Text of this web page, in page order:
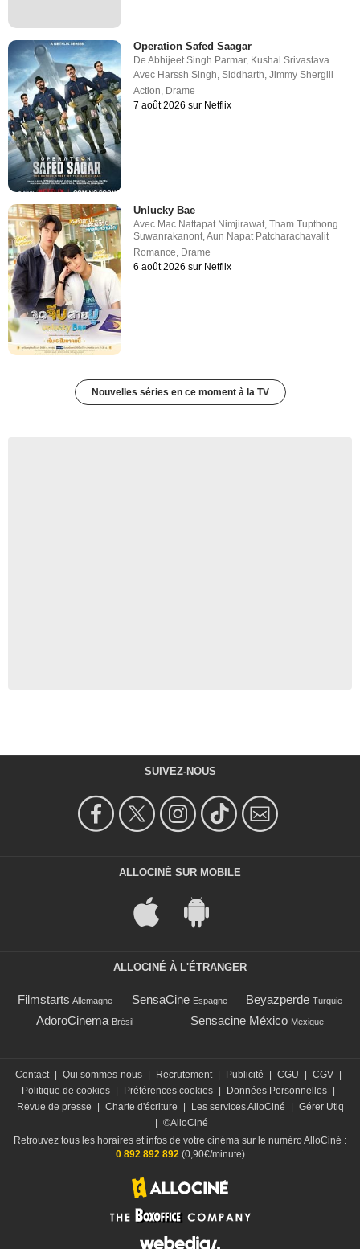
Operation Safed Saagar
DeAbhijeet Singh Parmar, Kushal Srivastava
Avec Harssh Singh,Siddharth,Jimmy Shergill
Action, Drame
7 août 2026 sur Netflix
Unlucky Bae
Avec Mac Nattapat Nimjirawat ,Tham Tupthong
Suwanrakanont ,Aun Napat Patcharachavalit
Romance Drame
6 août 2026 sur Netflix
Nouvelles séries en ce moment à la TV
SUIVEZ-NOUS
ALLOCINÉ SUR MOBILE
ALLOCINÉ À L'ÉTRANGER
Filmstarts Allemagne SensaCine Espagne Beyazperde Turquie
AdoroCinema Brésil Sensacine México Mexique
Contact Qui sommes-nous Recrutement Publicité CGU CGV
Politique de cookies
Préférences cookies Données Personnelles
Revue de presse
Charte d'écriture Les services AlloCiné
Gérer Utiq
©AlloCiné
Retrouvez tous les horaires et infos de votre cinéma sur le numéro AlloCiné :
0 892 892 892(0,90€/minute)